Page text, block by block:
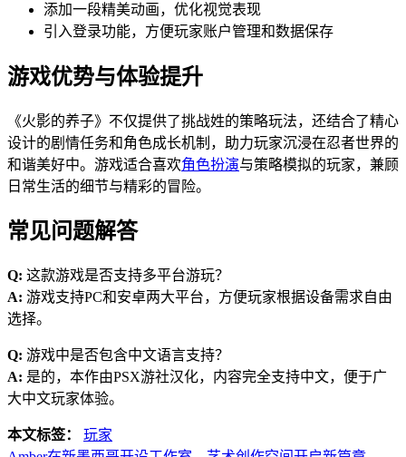
添加一段精美动画，优化视觉表现
引入登录功能，方便玩家账户管理和数据保存
游戏优势与体验提升
《火影的养子》不仅提供了挑战姓的策略玩法，还结合了精心
设计的剧情任务和角色成长机制，助力玩家沉浸在忍者世界的
和谐美好中。游戏适合喜欢角色扮演与策略模拟的玩家，兼顾
日常生活的细节与精彩的冒险。
常见问题解答
Q: 这款游戏是否支持多平台游玩？
A: 游戏支持PC和安卓两大平台，方便玩家根据设备需求自由
选择。
Q: 游戏中是否包含中文语言支持？
A: 是的，本作由PSX游社汉化，内容完全支持中文，便于广
大中文玩家体验。
本文标签：
玩家